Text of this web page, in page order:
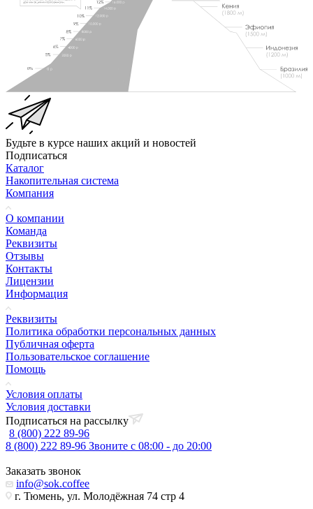
0%
Будьте в курсе наших акций и новостей
Подписаться
Каталог
Накопительная система
Компания
О компании
Команда
Реквизиты
Отзывы
Контакты
Лицензии
Информация
Реквизиты
Политика обработки персональных данных
Публичная оферта
Пользовательское соглашение
Помощь
Условия оплаты
Условия доставки
Подписаться на рассылку
8 (800) 222 89-96
8 (800) 222 89-96 Звоните с 08:00 - до 20:00
Заказать звонок
info@sok.coffee
г. Тюмень, ул. Молодёжная 74 стр 4